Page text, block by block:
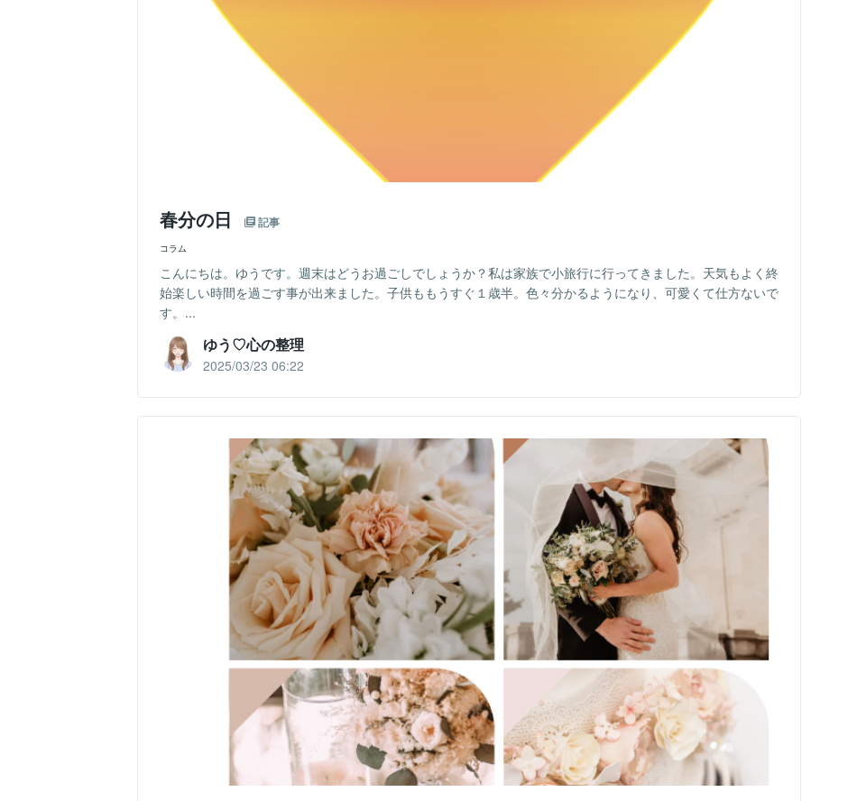
春分の日 記事
コラム
こんにちは。ゆうです。週末はどうお過ごしでしょうか？私は家族で小旅行に行ってきました。天気もよく終
始楽しい時間を過ごす事が出来ました。子供ももうすぐ１歳半。色々分かるようになり、可愛くて仕方ないで
す。...
ゆう♡心の整理
2025/03/23 06:22